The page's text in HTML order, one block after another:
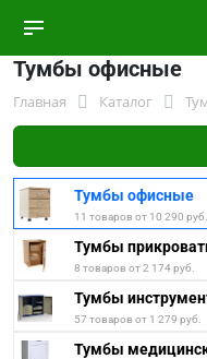
Тумбы офисные
Главная Каталог
Тумбы офисные
11 товаров от 10 290 руб.
Тумбы
8 товаров от 2 174 руб.
Тумбы
57 товаров от 1 279 руб.
Тумбы